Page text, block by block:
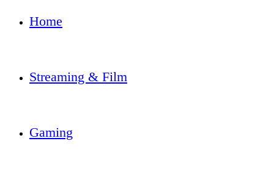
Home
Streaming & Film
Gaming